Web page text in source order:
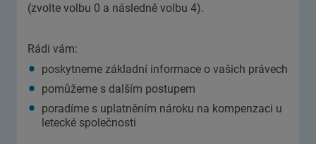
(zvolte volbu 0 a následně volbu 4).
Rádi vám:
poskytneme základní informace o vašich právech
pomůžeme s dalším postupem
poradíme s uplatněním nároku na kompenzaci u
letecké společnosti